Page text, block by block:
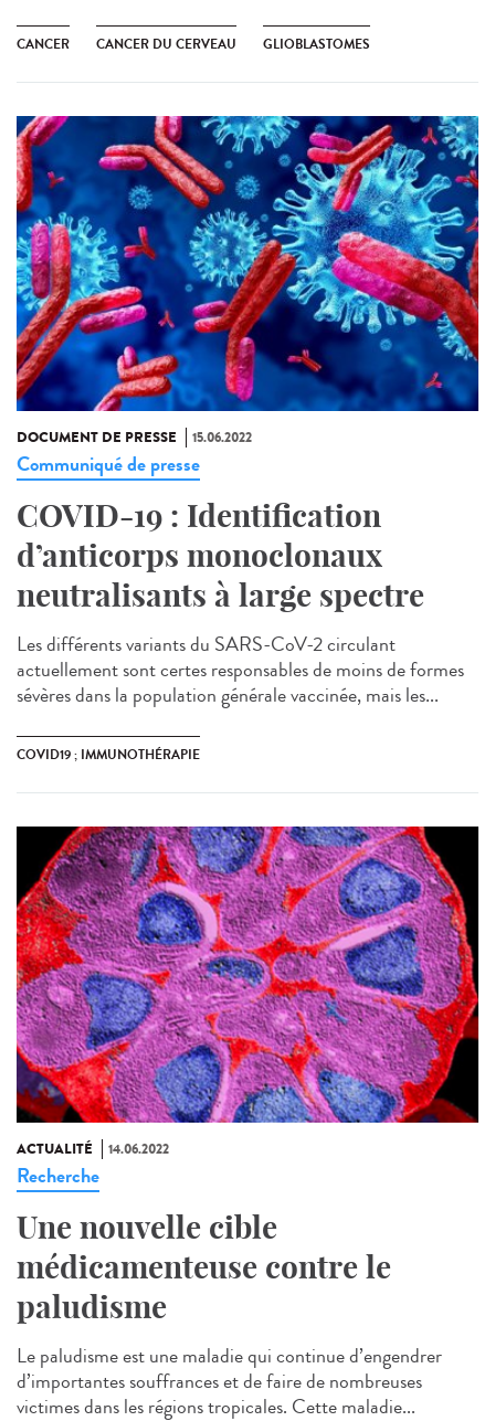
CANCER CANCER DU CERVEAU GLIOBLASTOMES
DOCUMENT DE PRESSE 15.06.2022
Communiqué de presse
COVID-19 : Identification
d’anticorps monoclonaux
neutralisants à large spectre
Les différents variants du SARS-CoV-2 circulant
actuellement sont certes responsables de moins de formes
sévères dans la population générale vaccinée, mais les...
COVID19 ; IMMUNOTHÉRAPIE
ACTUALITÉ 14.06.2022
Recherche
Une nouvelle cible
médicamenteuse contre le
paludisme
Le paludisme est une maladie qui continue d’engendrer
d’importantes souffrances et de faire de nombreuses
victimes dans les régions tropicales. Cette maladie...